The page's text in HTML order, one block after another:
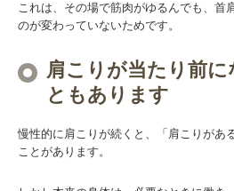
これは、その場で筋肉がゆるんでも、首
のが変わっていないためです。
肩こりが当たり前
ともあります
慢性的に肩こりが続くと、「肩こりがあ
ことがあります。